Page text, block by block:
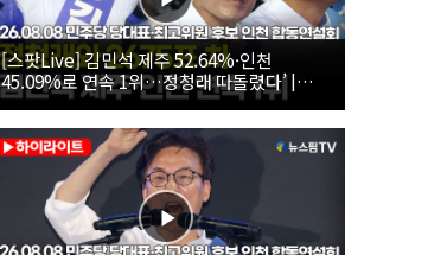
[스팟Live] 김민석 제주 52.64%·인천
45.09%로 연속 1위…정청래 따돌렸다’ |
26.08.08 더불어민주당 당대표·최고위원 후
보 인천 합동연설회